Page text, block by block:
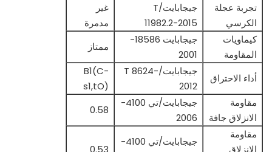
تجربة عجلة
الكرسي
جيجابايت/T
11982.2-2015
غير
مدمرة
كيماويات
المقاومة
جيجابايت 18586-
2001
ممتاز
أداء الاحتراق
جيجابايت/T 8624-
2012
B1(C-
s1,tO)
مقاومة
الانزلاق جافة
جيجابايت/تي 4100-
2006
0.58
مقاومة
الانزلاق
جيجابايت/تي 4100-
0.53